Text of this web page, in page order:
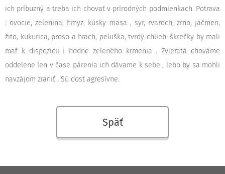
ich príbuzný a treba ich chovať v prírodných podmienkach. Potrava
: ovocie, zelenina, hmyz, kúsky mäsa , syr, rvaroch, zrno, jačmen,
žito, kukurica, proso a hrach, peluška, tvrdý chlieb. škrečky by mali
mať k dispozícii i hodne zeleného krmenia . Zvieratá chováme
oddelene len v čase párenia ich dávame k sebe , lebo by sa mohli
navzájom zraniť . Sú dosť agresívne.
Späť